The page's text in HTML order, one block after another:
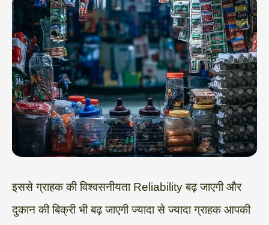
इससे ग्राहक की विश्वसनीयता Reliability बढ़ जाएगी और
दुकान की बिक्री भी बढ़ जाएगी ज्यादा से ज्यादा ग्राहक आपकी